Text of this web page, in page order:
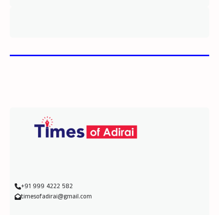
+91 999 4222 582
timesofadirai@gmail.com